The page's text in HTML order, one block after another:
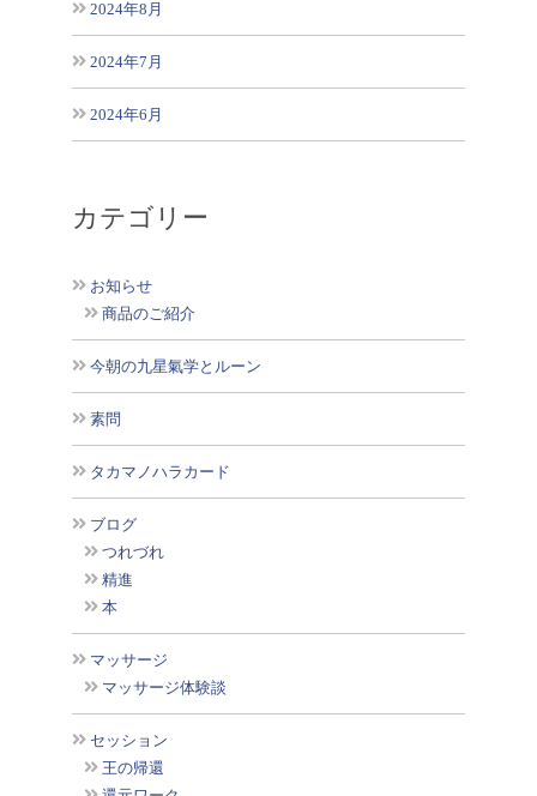
2024年8月
2024年7月
2024年6月
カテゴリー
お知らせ
商品のご紹介
今朝の九星氣学とルーン
素問
タカマノハラカード
ブログ
つれづれ
精進
本
マッサージ
マッサージ体験談
セッション
王の帰還